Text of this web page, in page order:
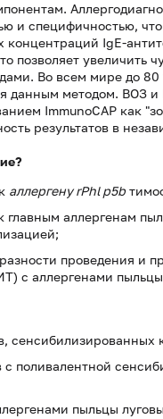
и специфичностью,
концентраций IgE-
позволяет увеличить
Во всем мире до
данным методом. ВОЗ и
ImmunoCAP как
результатов в
аллергену rPhl p5b
аллергенам
проведения и
с аллергенами пыльцы
сенсибилизированных
поливалентной
пыльцы